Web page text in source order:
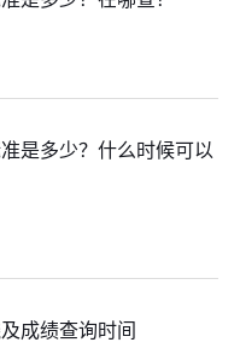
是多少？什么时候可以
成绩查询时间